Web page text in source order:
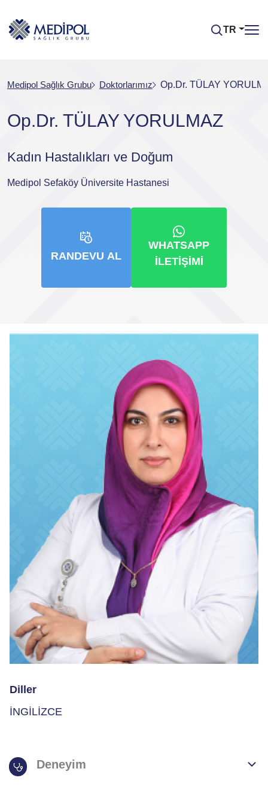
TR
Medipol Sağlık Grubu Doktorlarımız Op.Dr. TÜLAY
Op.Dr. TÜLAY YORULMAZ
Kadın Hastalıkları ve Doğum
Medipol Sefaköy Üniversite Hastanesi
RANDEVU AL
WHATSAPP
İLETIŞIMI
Diller
İNGİLİZCE
Deneyim